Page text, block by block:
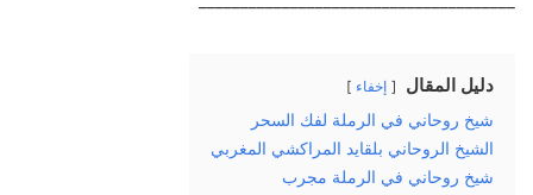
دليل المقال إخفاء
شيخ روحاني في الرملة لفك السحر
الشيخ الروحاني بلقايد المراكشي المغربي
شيخ روحاني في الرملة مجرب